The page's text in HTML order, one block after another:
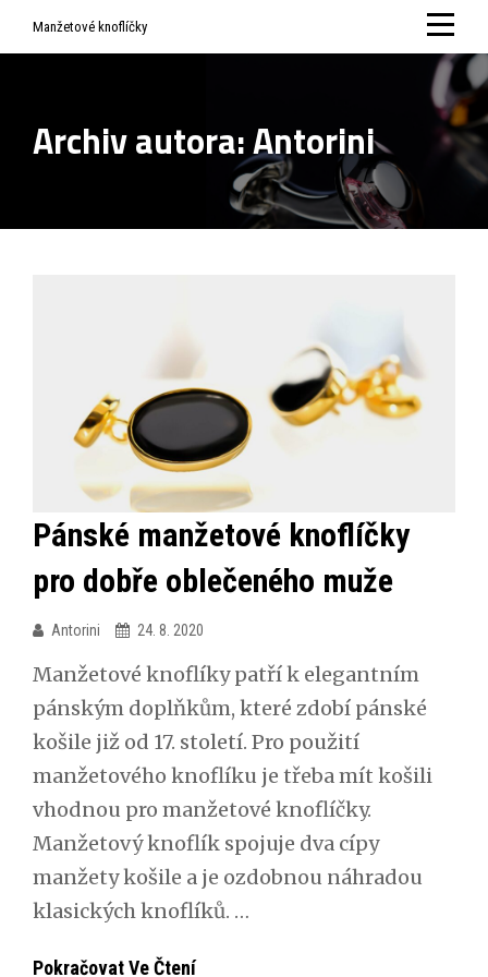
Skip
to
Manžetové knoflíčky
Archiv autora:Antorini
Pánské manžetové knoflíčky
pro dobře oblečeného muže
Antorini 24. 8. 2020
Manžetové knoflíky patří k elegantním
pánským doplňkům, které zdobí pánské
košile již od 17. století. Pro použití
manžetového knoflíku je třeba mít košili
vhodnou pro manžetové knoflíčky.
Manžetový knoflík spojuje dva cípy
manžety košile a je ozdobnou náhradou
klasických knoflíků. …
Pokračovat Ve ČteníPánské